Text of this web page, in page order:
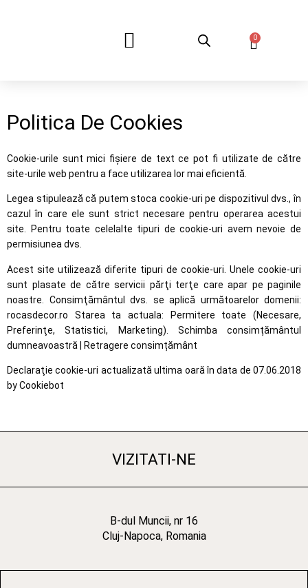
0
Politica De Cookies
Cookie-urile sunt mici fişiere de text ce pot fi utilizate de către
site-urile web pentru a face utilizarea lor mai eficientă.
Legea stipulează că putem stoca cookie-uri pe dispozitivul dvs., în
cazul în care ele sunt strict necesare pentru operarea acestui
site. Pentru toate celelalte tipuri de cookie-uri avem nevoie de
permisiunea dvs.
Acest site utilizează diferite tipuri de cookie-uri. Unele cookie-uri
sunt plasate de către servicii părţi terţe care apar pe paginile
noastre. Consimţământul dvs. se aplică următoarelor domenii:
rocasdecor.ro Starea ta actuala: Permitere toate (Necesare,
Preferinţe, Statistici, Marketing). Schimba consimțământul
dumneavoastră | Retragere consimțământ
Declaraţie cookie-uri actualizată ultima oară în data de 07.06.2018
by Cookiebot
VIZITATI-NE
B-dul Muncii, nr 16
Cluj-Napoca, Romania